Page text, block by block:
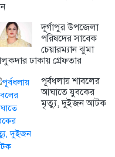
দূর্গাপুর উপজেলা
পরিষদের সাবেক
চেয়ারম্যান ঝুমা
ঢাকায় গ্রেফতার
পূর্বধলায় শাবলের
আঘাতে যুবকের
মৃত্যু, দুইজন আটক